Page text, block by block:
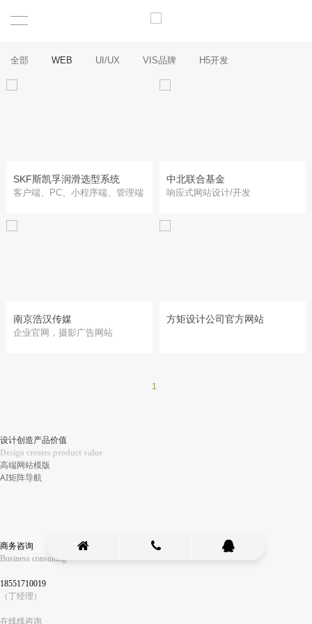
SKF斯凯孚润滑选型系统
客户端、PC、小程序端、管理端
中北联合基金
响应式网站设计/开发
南京浩汉传媒
企业官网，摄影广告网站
方矩设计公司官方网站
1
设计创造产品价值
Design creates product value
高端网站模版
AI矩阵导航
商务咨询
Business consulting
18551710019
（丁经理）
在线线咨询
全部 WEB UI/UX VIS品牌 H5开发